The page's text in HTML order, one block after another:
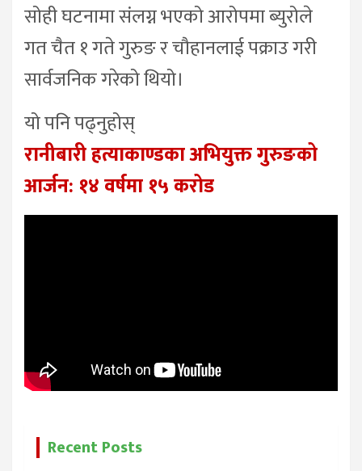
सोही घटनामा संलग्न भएको आरोपमा ब्युरोले
गत चैत १ गते गुरुङ र चौहानलाई पक्राउ गरी
सार्वजनिक गरेको थियो।
यो पनि पढ्नुहोस्
रानीबारी हत्याकाण्डका अभियुक्त गुरुङको
आर्जन: १४ वर्षमा १५ करोड
Recent Posts